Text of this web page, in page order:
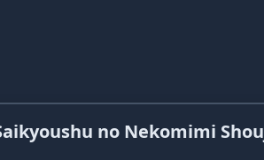
no Nekomimi